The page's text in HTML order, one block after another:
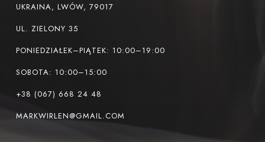
UKRAINA, LWÓW, 79017
UL. ZIELONY 35
PONIEDZIAŁEK–PIĄTEK: 10:00–19:00
SOBOTA: 10:00–15:00
+38 (067) 668 24 48
MARKWIRLEN@GMAIL.COM